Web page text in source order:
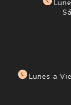
Lunes a